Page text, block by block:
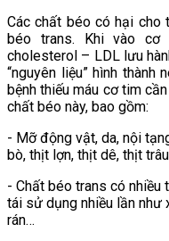
Các chất béo có hại cho
béo trans. Khi vào
cholesterol – LDL lưu
“nguyên liệu” hình
bệnh thiếu máu cơ tim
chất béo này, bao gồm:
- Mỡ động vật, da, nội
bò, thịt lợn, thịt dê, thịt
- Chất béo trans có nhiều
tái sử dụng nhiều lần như
rán…